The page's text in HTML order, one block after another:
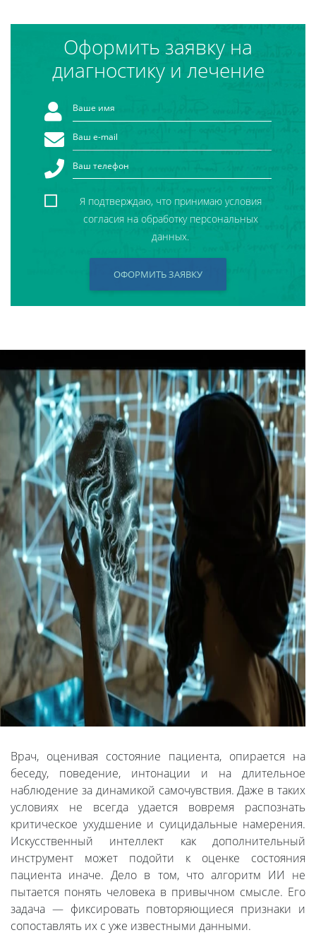
Оформить заявку на
диагностику и лечение
Я подтверждаю, что принимаю условия
согласия на обработку персональных
данных.
ОФОРМИТЬ ЗАЯВКУ
Врач, оценивая состояние пациента, опирается на
беседу, поведение, интонации и на длительное
наблюдение за динамикой самочувствия. Даже в таких
условиях не всегда удается вовремя распознать
критическое ухудшение и суицидальные намерения.
Искусственный интеллект как дополнительный
инструмент может подойти к оценке состояния
пациента иначе. Дело в том, что алгоритм ИИ не
пытается понять человека в привычном смысле. Его
задача — фиксировать повторяющиеся признаки и
сопоставлять их с уже известными данными.